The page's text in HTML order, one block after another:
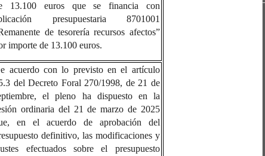
13.100 euros que se financia con
presupuestaria 8701001
de tesorería recursos afectos”
importe de 13.100 euros.
acuerdo con lo previsto en el artículo
del Decreto Foral 270/1998, de 21 de
el pleno ha dispuesto en la
ordinaria del 21 de marzo de 2025
en el acuerdo de aprobación del
definitivo, las modificaciones y
efectuados sobre el presupuesto